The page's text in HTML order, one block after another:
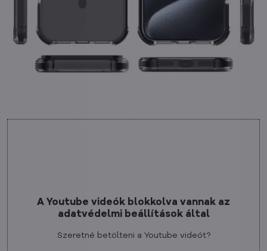
A Youtube videók blokkolva vannak az
adatvédelmi beállítások által
Szeretné betölteni a Youtube videót?